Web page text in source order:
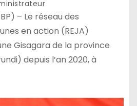
– Le réseau des
en action (REJA)
Gisagara de la province
depuis l’an 2020, à